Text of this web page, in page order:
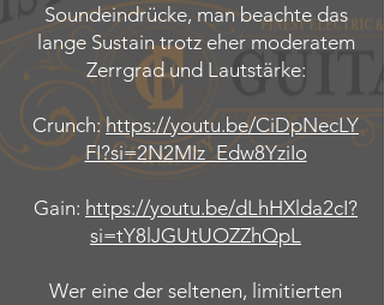
Soundeindrücke, man beachte das
lange Sustain trotz eher moderatem
Zerrgrad und Lautstärke:
Crunch: https://youtu.be/CiDpNecLY
FI?si=2N2MIz_Edw8YziIo
Gain: https://youtu.be/dLhHXlda2cI?
si=tY8lJGUtUOZZhQpL
Wer eine der seltenen, limitierten